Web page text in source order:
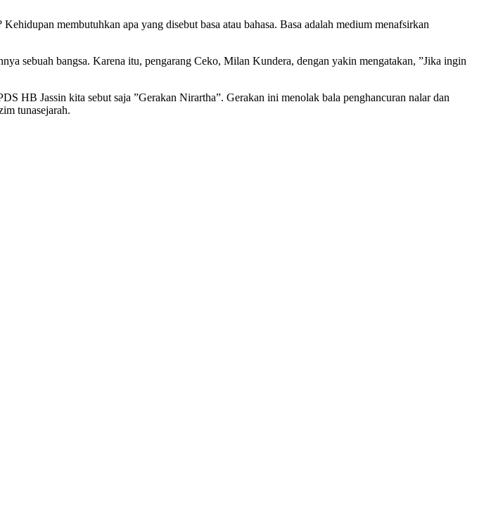
membutuhkan apa yang disebut basa atau bahasa. Basa adalah medium menafsirkan
sebuah bangsa. Karena itu, pengarang Ceko, Milan Kundera, dengan yakin mengatakan, ”Jika ingin
HB Jassin kita sebut saja ”Gerakan Nirartha”. Gerakan ini menolak bala penghancuran nalar dan
tunasejarah.